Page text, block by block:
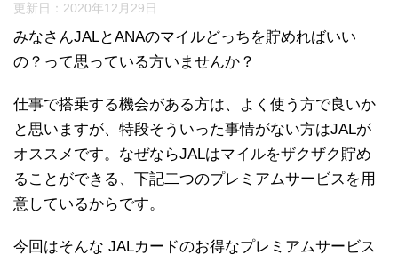
更新日： 2020年12月29日
みなさんJALとANAのマイルどっちを貯めればいい
の？って思っている方いませんか？
仕事で搭乗する機会がある方は、よく使う方で良いか
と思いますが、特段そういった事情がない方はJALが
オススメです。なぜならJALはマイルをザクザク貯め
ることができる、下記二つのプレミアムサービスを用
意しているからです。
今回はそんな JALカードのお得なプレミアムサービス